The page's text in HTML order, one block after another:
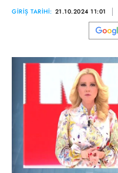
GİRİŞ TARİHİ: 21.10.2024 11:01